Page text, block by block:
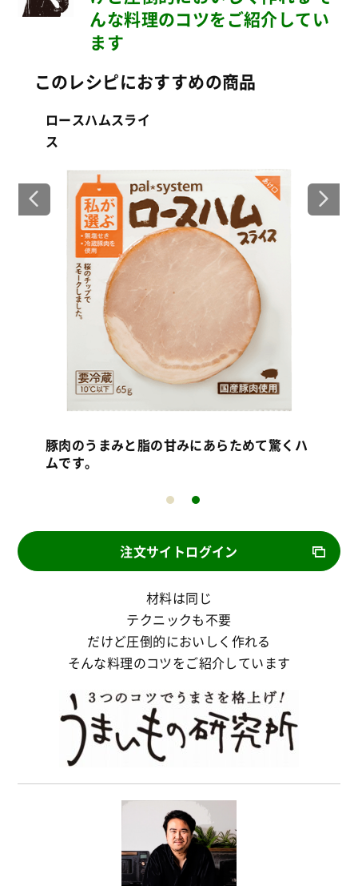
んな料理のコツをご紹介してい
ます
このレシピにおすすめの商品
ロースハムスライ
ス
豚肉のうまみと脂の甘みにあらためて驚くハ
ムです。
注文サイトログイン
材料は同じ
テクニックも不要
だけど圧倒的においしく作れる
そんな料理のコツをご紹介しています